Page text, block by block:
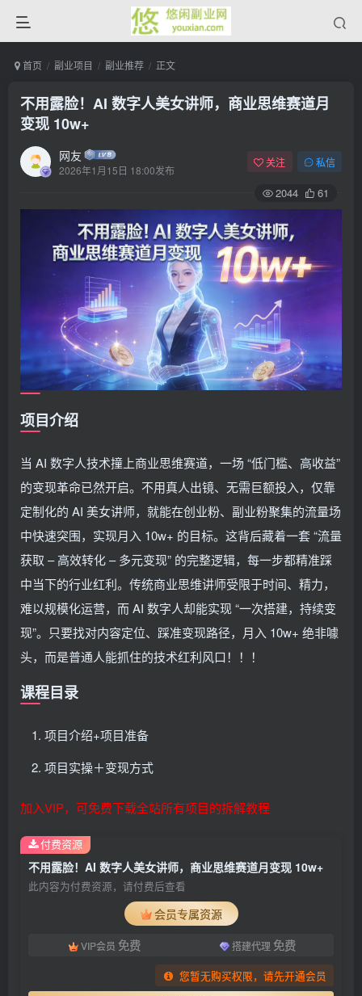
首页 副业项目 副业推荐 正文
不用露脸！AI 数字人美女讲师，商业思维赛道月
变现 10w+
网友
2026年1月15日 18:00发布
关注 私信
2044 61
项目介绍
当 AI 数字人技术撞上商业思维赛道，一场 “低门槛、高收益”
的变现革命已然开启。不用真人出镜、无需巨额投入，仅靠
定制化的 AI 美女讲师，就能在创业粉、副业粉聚集的流量场
中快速突围，实现月入 10w+ 的目标。这背后藏着一套 “流量
获取 – 高效转化 – 多元变现” 的完整逻辑，每一步都精准踩
中当下的行业红利。传统商业思维讲师受限于时间、精力，
难以规模化运营，而 AI 数字人却能实现 “一次搭建，持续变
现”。只要找对内容定位、踩准变现路径，月入 10w+ 绝非噱
头，而是普通人能抓住的技术红利风口！！！
课程目录
项目介绍+项目准备
项目实操＋变现方式
加入VIP，可免费下载全站所有项目的拆解教程
不用露脸！AI 数字人美女讲师，商业思维赛道月变现 10w+
此内容为付费资源，请付费后查看
会员专属资源
VIP会员 免费 搭建代理 免费
您暂无购买权限，请先开通会员
付费资源